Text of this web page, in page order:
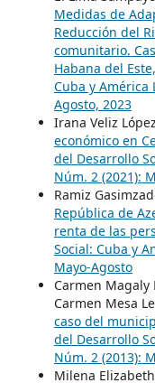
Medidas de
Reducción del
comunitario.
Habana del
Cuba y América
Agosto, 2023
Irana Veliz
económico en
del Desarrollo
Núm. 2 (2021):
Ramiz
República de
renta de las
Social: Cuba y
Mayo-Agosto
Carmen Magaly
Carmen Mesa
caso del
del Desarrollo
Núm. 2 (2013):
Milena